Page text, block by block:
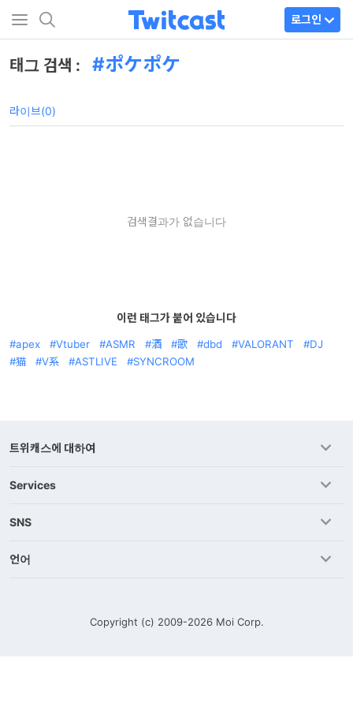
로그인
태그 검색 : ポケポケ
라이브(0)
검색결과가 없습니다
이런 태그가 붙어 있습니다
apex Vtuber ASMR 酒 歌 dbd VALORANT
DJ
猫
V系 ASTLIVE SYNCROOM
트위캐스에 대하여
Services
SNS
언어
Copyright (c) 2009-2026 Moi Corp.